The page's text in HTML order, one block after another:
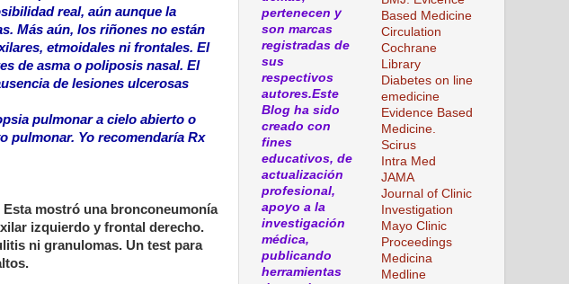
real, aún aunque la
Más aún, los riñones no están
etmoidales ni frontales. El
de asma o poliposis nasal. El
de lesiones ulcerosas
pulmonar a cielo abierto o
pulmonar. Yo recomendaría Rx
Esta mostró una bronconeumonía
izquierdo y frontal derecho.
ni granulomas. Un test para
pertenecen y
son marcas
registradas de
sus
respectivos
autores.Este
Blog ha sido
creado con
fines
educativos, de
actualización
profesional,
apoyo a la
investigación
médica,
publicando
herramientas
Based Medicine
Circulation
Cochrane
Library
Diabetes on line
emedicine
Evidence Based
Medicine.
Scirus
Intra Med
JAMA
Journal of Clinic
Investigation
Mayo Clinic
Proceedings
Medicina
Medline